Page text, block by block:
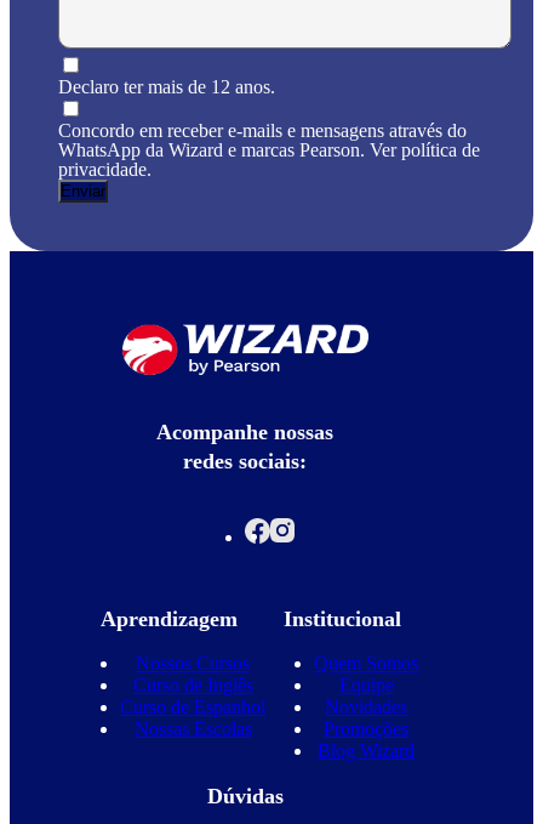
Declaro ter mais de 12 anos.
Concordo em receber e-mails e mensagens através do
WhatsApp da Wizard e marcas Pearson. Ver política de
privacidade.
Acompanhe nossas
redes sociais:
Aprendizagem
Nossos Cursos
Curso de Inglês
Curso de Espanhol
Nossas Escolas
Institucional
Quem Somos
Equipe
Novidades
Promoções
Blog Wizard
Dúvidas